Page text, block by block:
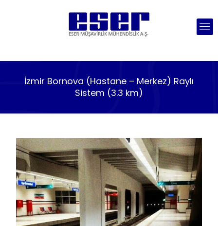
İzmir Bornova (Hastane – Merkez) Raylı
Sistem (3.3 km)